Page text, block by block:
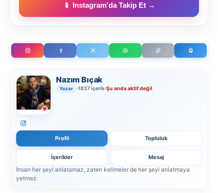
📱 Instagram'da Takip Et →
Nazım Bıçak
Yazar 1837 içerik Şu anda aktif değil
Profil Topluluk
İçerikler Mesaj
İnsan her şeyi anlatamaz, zaten kelimeler de her şeyi anlatmaya
yetmez.